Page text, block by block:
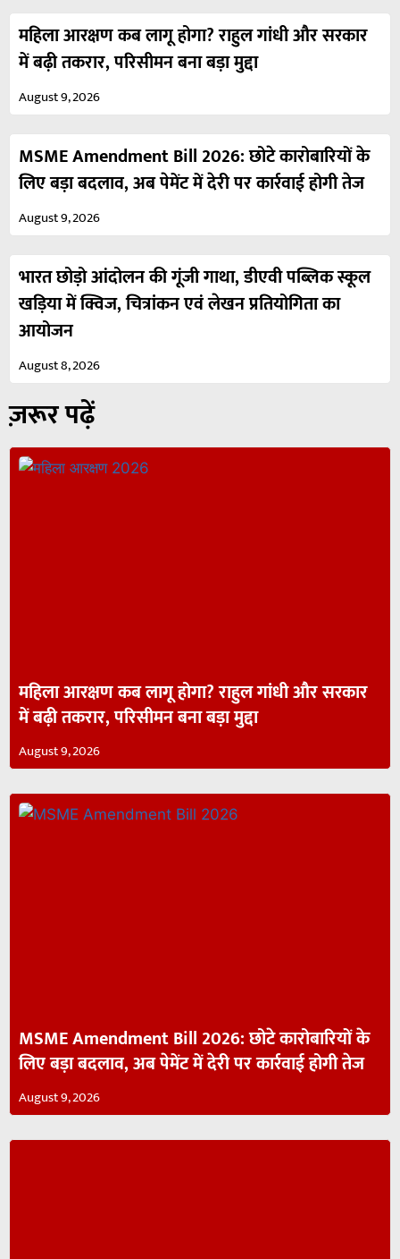
महिला आरक्षण कब लागू होगा? राहुल गांधी और सरकार
में बढ़ी तकरार, परिसीमन बना बड़ा मुद्दा
August 9, 2026
MSME Amendment Bill 2026: छोटे कारोबारियों के
लिए बड़ा बदलाव, अब पेमेंट में देरी पर कार्रवाई होगी तेज
August 9, 2026
भारत छोड़ो आंदोलन की गूंजी गाथा, डीएवी पब्लिक स्कूल
खड़िया में क्विज, चित्रांकन एवं लेखन प्रतियोगिता का
आयोजन
August 8, 2026
ज़रूर पढ़ें
महिला आरक्षण कब लागू होगा? राहुल गांधी और सरकार
में बढ़ी तकरार, परिसीमन बना बड़ा मुद्दा
August 9, 2026
MSME Amendment Bill 2026: छोटे कारोबारियों के
लिए बड़ा बदलाव, अब पेमेंट में देरी पर कार्रवाई होगी तेज
August 9, 2026